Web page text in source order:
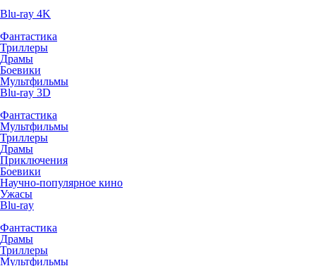
Blu-ray 4K
Фантастика
Триллеры
Драмы
Боевики
Мультфильмы
Blu-ray 3D
Фантастика
Мультфильмы
Триллеры
Драмы
Приключения
Боевики
Научно-популярное кино
Ужасы
Blu-ray
Фантастика
Драмы
Триллеры
Мультфильмы